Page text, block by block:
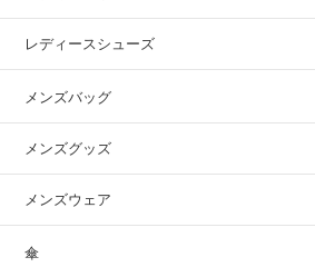
レディースシューズ
メンズバッグ
メンズグッズ
メンズウェア
傘